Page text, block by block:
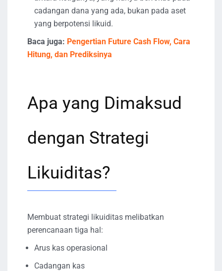
cadangan dana yang ada, bukan pada aset
yang berpotensi likuid.
Baca juga: Pengertian Future Cash Flow, Cara
Hitung, dan Prediksinya
Apa yang Dimaksud
dengan Strategi
Likuiditas?
Membuat strategi likuiditas melibatkan
perencanaan tiga hal:
Arus kas operasional
Cadangan kas